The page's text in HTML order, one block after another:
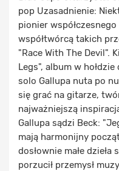
pop Uzasadnienie:
pionier
współtwórcą takich
"Race With The Devil".
Legs", album w hołdzie
solo Gallupa nuta po
się grać na gitarze,
najważniejszą
Gallupa sądzi Beck:
mają harmonijny
dosłownie małe
porzucił przemysł